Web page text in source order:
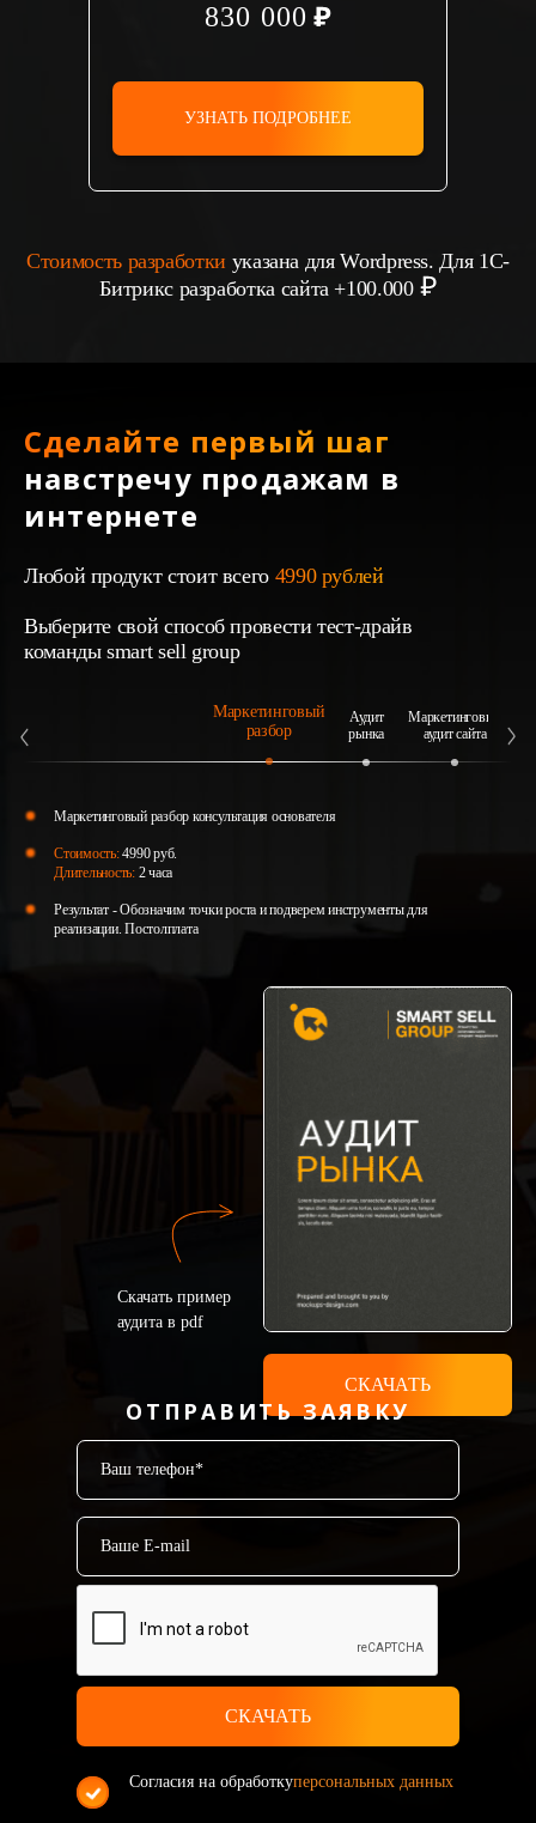
830 000
УЗНАТЬ ПОДРОБНЕЕ
Стоимость разработки указана для Wordpress. Для 1С-
Битрикс разработка сайта +100.000
Сделайте первый шаг
навстречу продажам в
интернете
Любой продукт стоит всего 4990 рублей
Выберите свой способ провести тест-драйв
команды smart sell group
Маркетинговый
разбор
Аудит
рынка
Маркетинговый
аудит сайта
Маркетинговый разбор консультация основателя
Стоимость:4990 руб.
Длительность:2 часа
Результат - Обозначим точки роста и подверем инструменты для
реализации. Постолплата
Скачать пример
аудита в pdf
СКАЧАТЬ
ОТПРАВИТЬ ЗАЯВКУ
Согласия на обработкуперсональных данных